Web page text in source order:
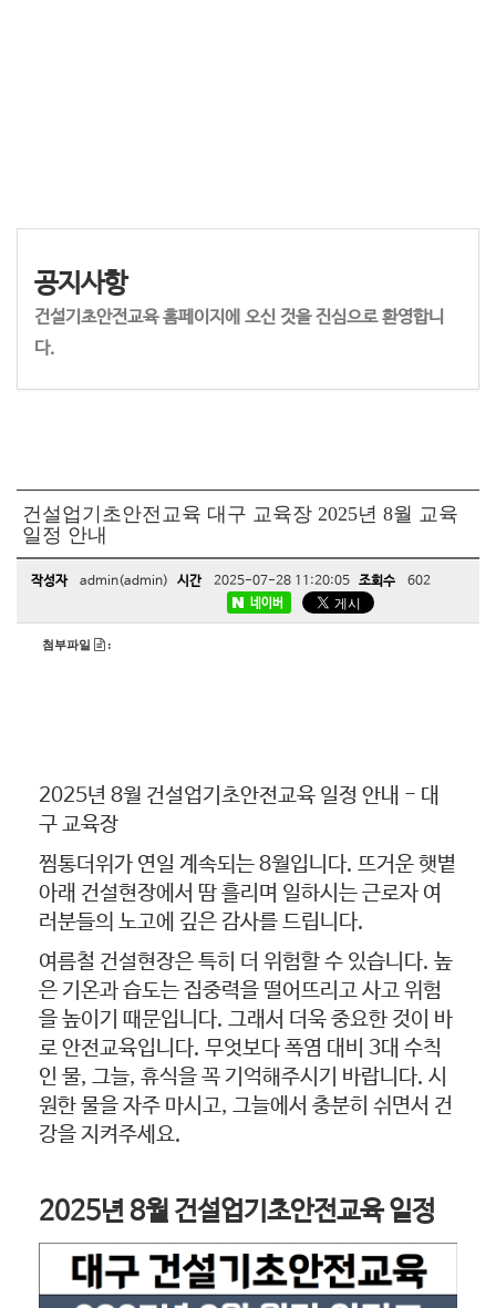
공지사항
건설기초안전교육 홈페이지에 오신 것을 진심으로 환영합니
다.
건설업기초안전교육 대구 교육장 2025년 8월 교육
일정 안내
작성자 admin(admin) 시간 2025-07-28 11:20:05 조회수 602
네이버
첨부파일 :
2025년 8월 건설업기초안전교육 일정 안내 - 대
구 교육장
찜통더위가 연일 계속되는 8월입니다. 뜨거운 햇볕
아래 건설현장에서 땀 흘리며 일하시는 근로자 여
러분들의 노고에 깊은 감사를 드립니다.
여름철 건설현장은 특히 더 위험할 수 있습니다. 높
은 기온과 습도는 집중력을 떨어뜨리고 사고 위험
을 높이기 때문입니다. 그래서 더욱 중요한 것이 바
로 안전교육입니다. 무엇보다 폭염 대비 3대 수칙
인 물, 그늘, 휴식을 꼭 기억해주시기 바랍니다. 시
원한 물을 자주 마시고, 그늘에서 충분히 쉬면서 건
강을 지켜주세요.
2025년 8월 건설업기초안전교육 일정